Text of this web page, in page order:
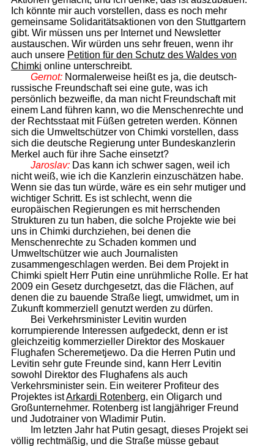
Ich könnte mir auch vorstellen, dass es noch mehr
gemeinsame Solidaritätsaktionen von den Stuttgartern
gibt. Wir müssen uns per Internet und Newsletter
austauschen. Wir würden uns sehr freuen, wenn ihr
auch unsere Petition für den Schutz des Waldes von
Chimki online unterschreibt.
Gernot:Normalerweise heißt es ja, die deutsch-
russische Freundschaft sei eine gute, was ich
persönlich bezweifle, da man nicht Freundschaft mit
einem Land führen kann, wo die Menschenrechte und
der Rechtsstaat mit Füßen getreten werden. Können
sich die Umweltschützer von Chimki vorstellen, dass
sich die deutsche Regierung unter Bundeskanzlerin
Merkel auch für ihre Sache einsetzt?
Jaroslav:Das kann ich schwer sagen, weil ich
nicht weiß, wie ich die Kanzlerin einzuschätzen habe.
Wenn sie das tun würde, wäre es ein sehr mutiger und
wichtiger Schritt. Es ist schlecht, wenn die
europäischen Regierungen es mit herrschenden
Strukturen zu tun haben, die solche Projekte wie bei
uns in Chimki durchziehen, bei denen die
Menschenrechte zu Schaden kommen und
Umweltschützer wie auch Journalisten
zusammengeschlagen werden. Bei dem Projekt in
Chimki spielt Herr Putin eine unrühmliche Rolle. Er hat
2009 ein Gesetz durchgesetzt, das die Flächen, auf
denen die zu bauende Straße liegt, umwidmet, um in
Zukunft kommerziell genutzt werden zu dürfen.
Bei Verkehrsminister Levitin wurden
korrumpierende Interessen aufgedeckt, denn er ist
gleichzeitig kommerzieller Direktor des Moskauer
Flughafen Scheremetjewo. Da die Herren Putin und
Levitin sehr gute Freunde sind, kann Herr Levitin
sowohl Direktor des Flughafens als auch
Verkehrsminister sein. Ein weiterer Profiteur des
Projektes istArkardi Rotenberg, ein Oligarch und
Großunternehmer. Rotenberg ist langjähriger Freund
und Judotrainer von Wladimir Putin.
Im letzten Jahr hat Putin gesagt, dieses Projekt sei
völlig rechtmäßig, und die Straße müsse gebaut